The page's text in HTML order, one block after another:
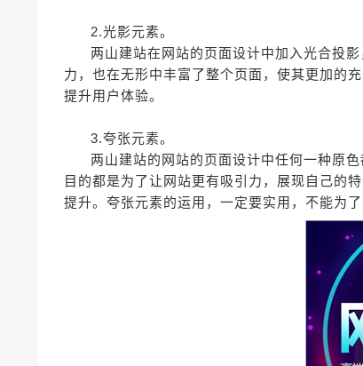
2.光影元素。
两山建站在网站的页面设计中加入光合投
力，也在无形中丰富了整个页面，使其更加的
提升用户体验。
3.夸张元素。
两山建站的网站的页面设计中任何一种原
目的都是为了让网站更有吸引力，展现自己的
提升。夸张元素的运用，一定要实用，不能为了